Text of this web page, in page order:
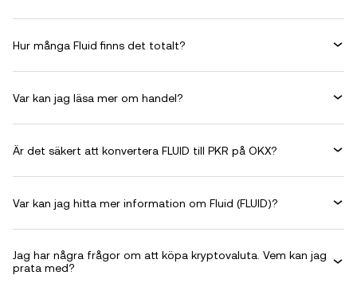
Hur många Fluid finns det totalt?
Var kan jag läsa mer om handel?
Är det säkert att konvertera FLUID till PKR på OKX?
Var kan jag hitta mer information om Fluid (FLUID)?
Jag har några frågor om att köpa kryptovaluta. Vem kan jag
prata med?